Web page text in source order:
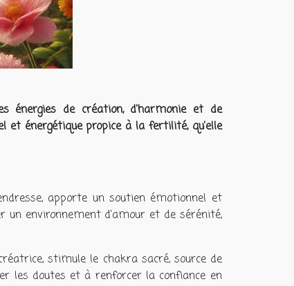
énergies de création, d'harmonie et de
et énergétique propice à la fertilité, qu'elle
apporte un soutien émotionnel et
environnement d'amour et de sérénité,
stimule le chakra sacré, source de
les doutes et à renforcer la confiance en